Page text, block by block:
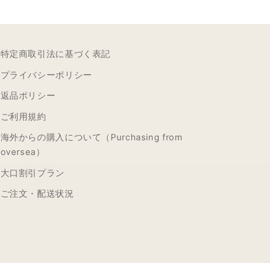
特定商取引法に基づく表記
プライバシーポリシー
返品ポリシー
ご利用規約
海外からの購入について（Purchasing from
oversea）
大口割引プラン
ご注文・配送状況